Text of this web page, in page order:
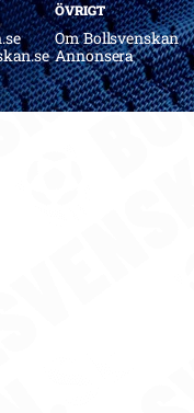
ÖVRIGT
Om Bollsvenskan
Annonsera